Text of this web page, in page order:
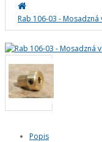
Rab 106-03 -
Popis